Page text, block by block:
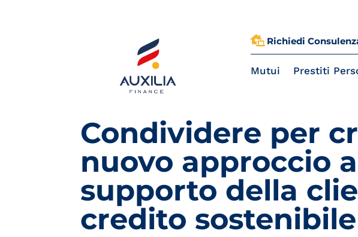
 Richiedi
Mutui Prestiti
Condividere per
nuovo approccio
supporto della
credito sostenibile